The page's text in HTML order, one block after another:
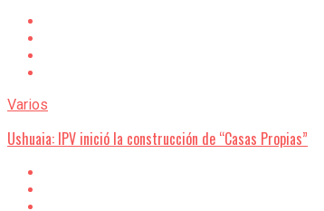
Varios
Ushuaia: IPV inició la construcción de “Casas Propias”